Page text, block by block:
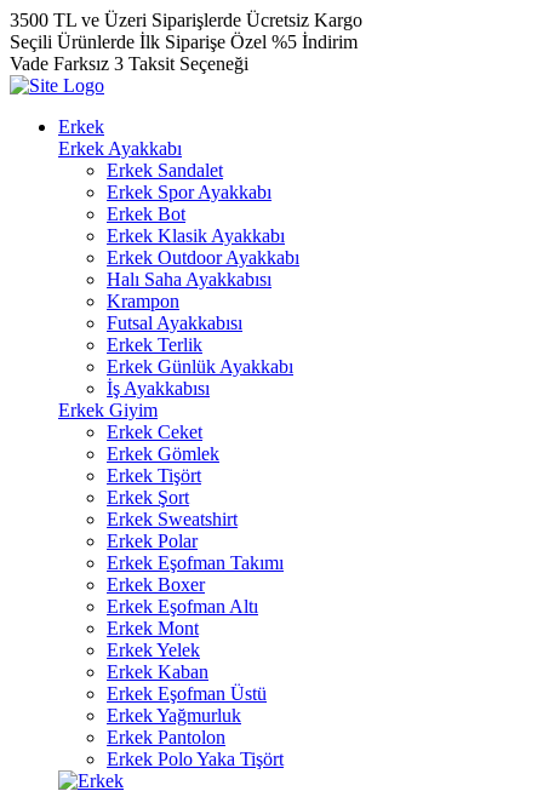
3500 TL ve Üzeri Siparişlerde Ücretsiz Kargo
Seçili Ürünlerde İlk Siparişe Özel %5 İndirim
Vade Farksız 3 Taksit Seçeneği
Erkek
Erkek Ayakkabı
Erkek Sandalet
Erkek Spor Ayakkabı
Erkek Bot
Erkek Klasik Ayakkabı
Erkek Outdoor Ayakkabı
Halı Saha Ayakkabısı
Krampon
Futsal Ayakkabısı
Erkek Terlik
Erkek Günlük Ayakkabı
İş Ayakkabısı
Erkek Giyim
Erkek Ceket
Erkek Gömlek
Erkek Tişört
Erkek Şort
Erkek Sweatshirt
Erkek Polar
Erkek Eşofman Takımı
Erkek Boxer
Erkek Eşofman Altı
Erkek Mont
Erkek Yelek
Erkek Kaban
Erkek Eşofman Üstü
Erkek Yağmurluk
Erkek Pantolon
Erkek Polo Yaka Tişört